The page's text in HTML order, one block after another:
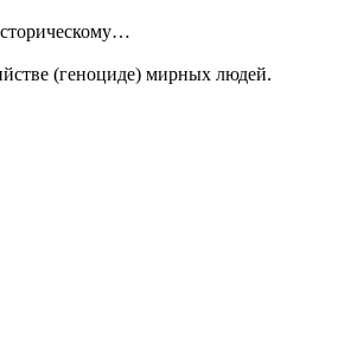
(геноциде) мирных людей.